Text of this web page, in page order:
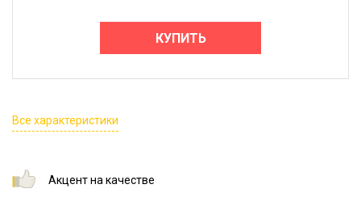
КУПИТЬ
Все характеристики
Акцент на качестве